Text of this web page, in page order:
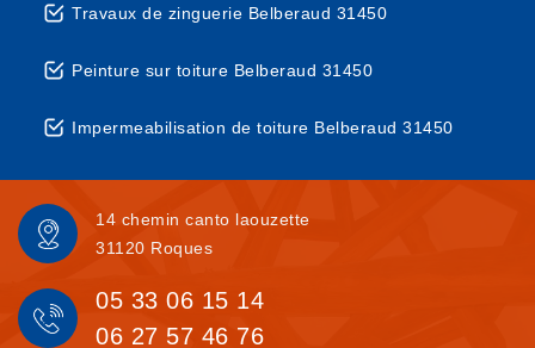
Travaux de zinguerie Belberaud 31450
Peinture sur toiture Belberaud 31450
Impermeabilisation de toiture Belberaud 31450
14 chemin canto laouzette
31120 Roques
05 33 06 15 14
06 27 57 46 76